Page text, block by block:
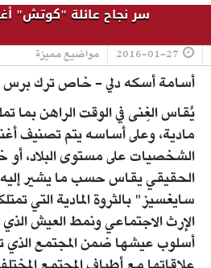
سر نجاح عائلة "كوتش"
2016-01-27 مواضيع مميزة
أسامة أسكه دلي - خاص ترك برس
يُقاس الغِنى في الوقت الراهن بما
مادية، وعلى أساسه يتم تصنيف
الشخصيات على مستوى البلاد، أو
الحقيقي يقاس حسب ما يشير
سايغسيز" بالثروة المادية التي
الإرث الاجتماعي ونمط العيش الذي
أسلوب عيشها ضمن المجتمع الذي